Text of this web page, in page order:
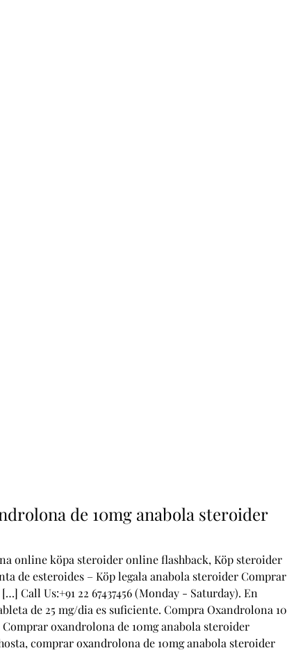
de 10mg anabola steroider
online köpa steroider online flashback, Köp steroider
de esteroides – Köp legala anabola steroider Comprar
Call Us:+91 22 67437456 (Monday - Saturday). En
de 25 mg/dia es suficiente. Compra Oxandrolona 10
Comprar oxandrolona de 10mg anabola steroider
comprar oxandrolona de 10mg anabola steroider